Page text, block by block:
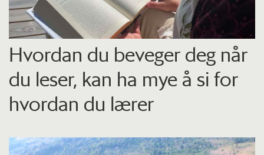
Hvordan du beveger deg når
du leser, kan ha mye å si for
hvordan du lærer